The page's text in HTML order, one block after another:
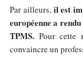
Par ailleurs, il est
européenne a
TPMS. Pour cette
convaincre un